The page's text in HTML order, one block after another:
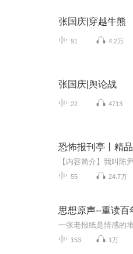
张国庆|穿越牛熊
91 4.2万
张国庆|舆论战
22 4713
恐怖报刊亭丨精
55 24.7万
思想原声--重读百
153 1万